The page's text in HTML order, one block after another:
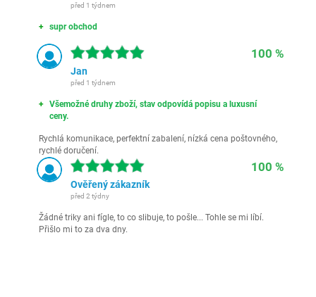
před 1 týdnem
supr obchod
100 %
Jan
před 1 týdnem
Všemožné druhy zboží, stav odpovídá popisu a luxusní
ceny.
Rychlá komunikace, perfektní zabalení, nízká cena poštovného,
rychlé doručení.
100 %
Ověřený zákazník
před 2 týdny
Žádné triky ani fígle, to co slibuje, to pošle... Tohle se mi líbí.
Přišlo mi to za dva dny.